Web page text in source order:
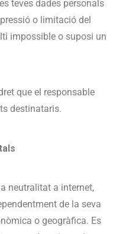
teves dades personals
o limitació del
impossible o suposi un
que el responsable
destinataris.
neutralitat a internet,
de la seva
o geogràfica. Es